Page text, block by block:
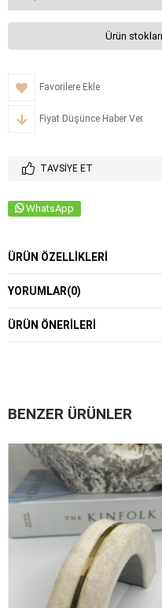
Ürün
Favorilere Ekle
Fiyat Düşünce Haber Ver
TAVSIYE ET
WhatsApp
ÜRÜN ÖZELLIKLERI
YORUMLAR(0)
ÜRÜN ÖNERILERI
BENZER ÜRÜNLER